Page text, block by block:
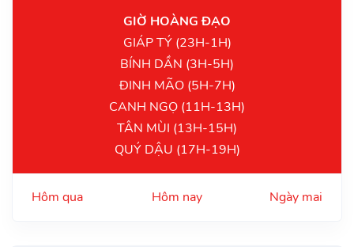
GIỜ HOÀNG ĐẠO
GIÁP TÝ (23H-1H)
BÍNH DẦN (3H-5H)
ĐINH MÃO (5H-7H)
CANH NGỌ (11H-13H)
TÂN MÙI (13H-15H)
QUÝ DẬU (17H-19H)
Hôm qua Hôm nay Ngày mai